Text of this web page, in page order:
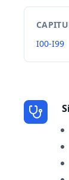
I00-I99